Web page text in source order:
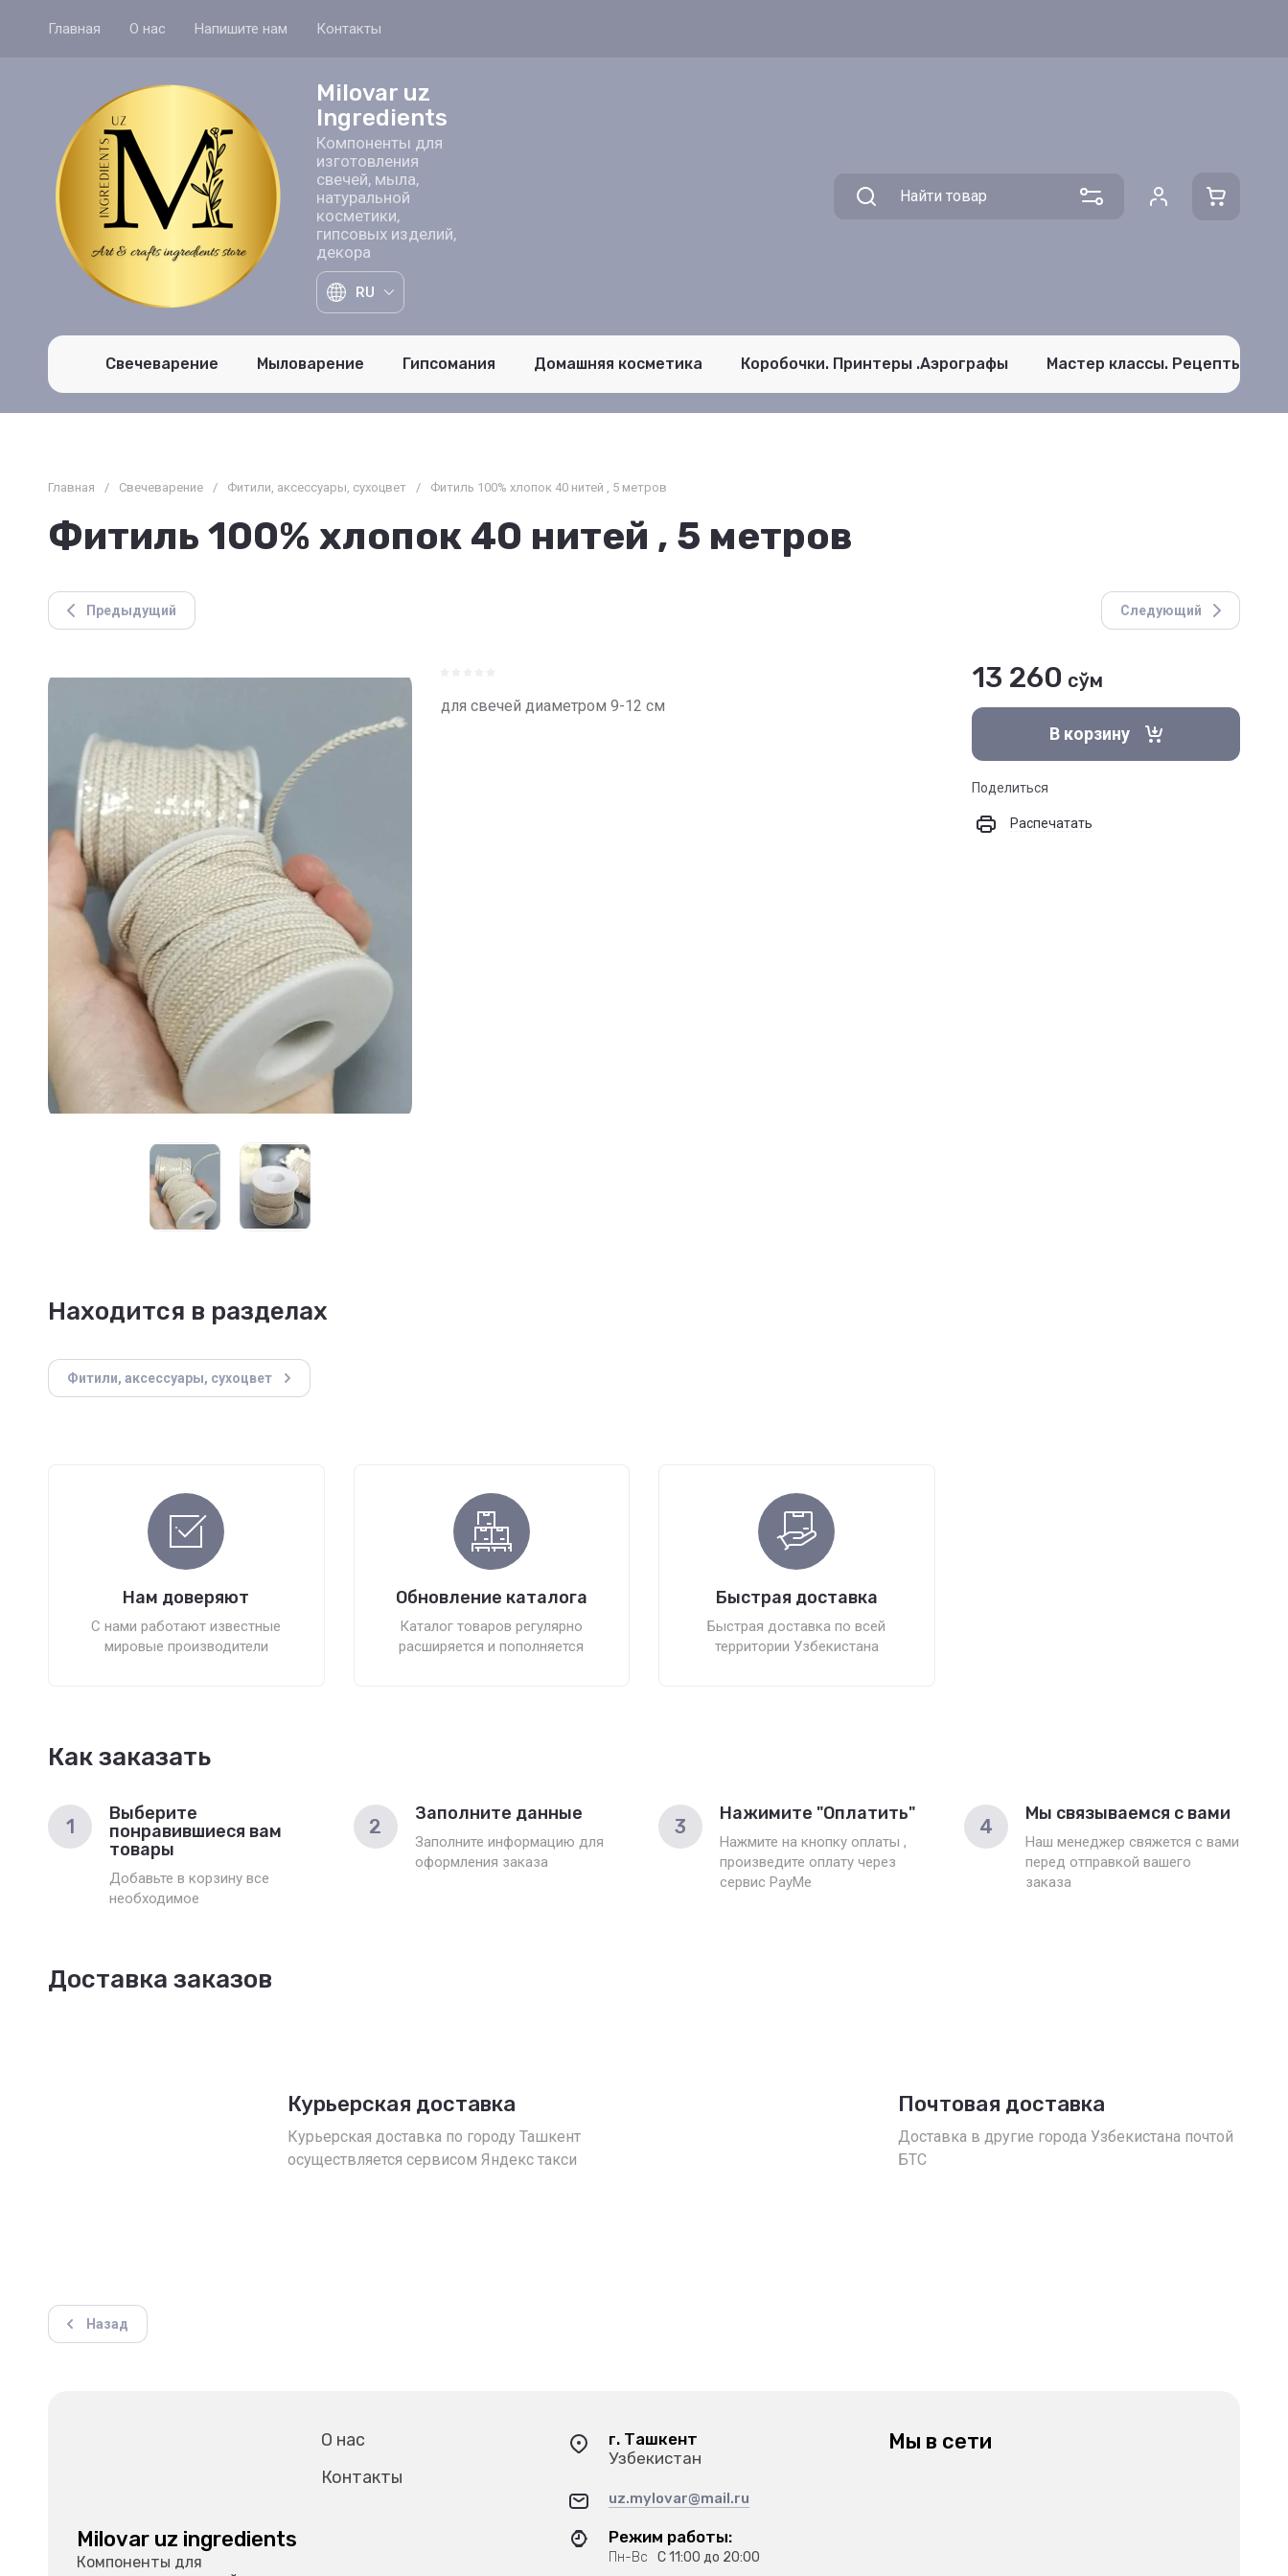
Главная О нас Напишите нам Контакты
Milovar uz
Ingredients
Компоненты для
изготовления
свечей, мыла,
натуральной
косметики,
гипсовых изделий,
декора
RU
Свечеварение Мыловарение Гипсомания Домашняя косметика Коробочки. Принтеры .Аэрографы Мастер классы. Рецепты
Главная / Свечеварение / Фитили, аксессуары, сухоцвет / Фитиль 100% хлопок 40 нитей , 5 метров
Фитиль 100% хлопок 40 нитей , 5 метров
Предыдущий Следующий
для свечей диаметром 9-12 см
13 260 сўм
В корзину
Поделиться
Распечатать
Находится в разделах
Фитили, аксессуары, сухоцвет
Нам доверяют
С нами работают известные
мировые производители
Обновление каталога
Каталог товаров регулярно
расширяется и пополняется
Быстрая доставка
Быстрая доставка по всей
территории Узбекистана
Как заказать
1
Выберите
понравившиеся вам
товары
Добавьте в корзину все
необходимое
2
Заполните данные
Заполните информацию для
оформления заказа
3
Нажимите "Оплатить"
Нажмите на кнопку оплаты ,
произведите оплату через
сервис PayMe
4
Мы связываемся с вами
Наш менеджер свяжется с вами
перед отправкой вашего
заказа
Доставка заказов
Курьерская доставка
Курьерская доставка по городу Ташкент
осуществляется сервисом Яндекс такси
Почтовая доставка
Доставка в другие города Узбекистана почтой
БТС
Назад
Milovar uz ingredients
Компоненты для
О нас
Контакты
г. Ташкент
Узбекистан
uz.mylovar@mail.ru
Режим работы:
Пн-Вс С 11:00 до 20:00
Мы в сети